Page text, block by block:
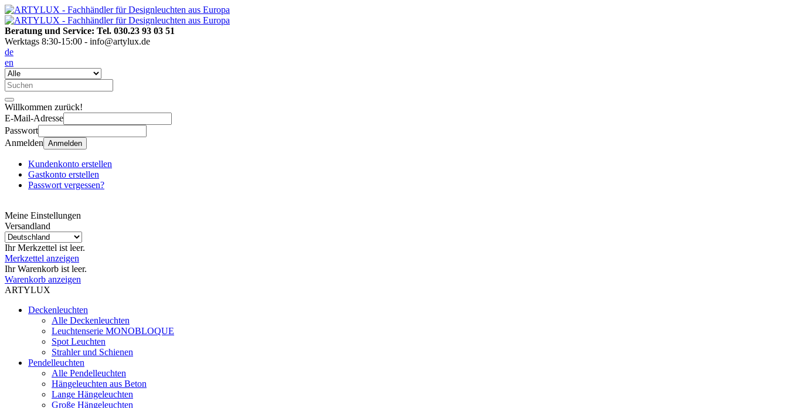
Beratung und Service: Tel. 030.23 93 03 51
Werktags 8:30-15:00 - info@artylux.de
de
en
Willkommen zurück!
E-Mail-Adresse
Passwort
Anmelden Anmelden
Kundenkonto erstellen
Gastkonto erstellen
Passwort vergessen?
Meine Einstellungen
Versandland
Ihr Merkzettel ist leer.
Merkzettel anzeigen
Ihr Warenkorb ist leer.
Warenkorb anzeigen
ARTYLUX
Deckenleuchten
Alle Deckenleuchten
Leuchtenserie MONOBLOQUE
Spot Leuchten
Strahler und Schienen
Pendelleuchten
Alle Pendelleuchten
Hängeleuchten aus Beton
Lange Hängeleuchten
Große Hängeleuchten